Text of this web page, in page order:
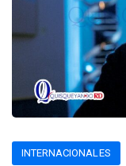
INTERNACIONALES